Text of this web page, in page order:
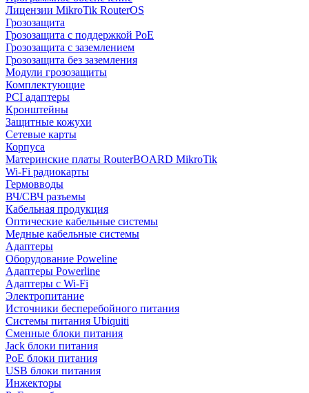
Лицензии MikroTik RouterOS
Грозозащита
Грозозащита с поддержкой PoE
Грозозащита с заземлением
Грозозащита без заземления
Модули грозозащиты
Комплектующие
PCI адаптеры
Кронштейны
Защитные кожухи
Сетевые карты
Корпуса
Материнские платы RouterBOARD MikroTik
Wi-Fi радиокарты
Гермовводы
ВЧ/СВЧ разъемы
Кабельная продукция
Оптические кабельные системы
Медные кабельные системы
Адаптеры
Оборудование Poweline
Адаптеры Powerline
Адаптеры с Wi-Fi
Электропитание
Источники бесперебойного питания
Системы питания Ubiquiti
Сменные блоки питания
Jack блоки питания
PoE блоки питания
USB блоки питания
Инжекторы